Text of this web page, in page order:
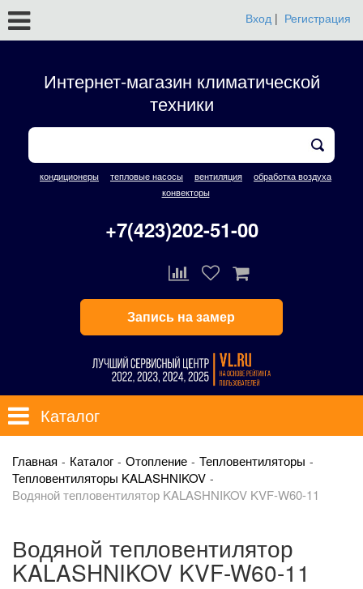
Вход | Регистрация
Интернет-магазин климатической
техники
кондиционеры тепловые насосы вентиляция
обработка воздуха
конвекторы
+7(423)202-51-00
Запись на замер
Каталог
Главная Каталог Отопление
Тепловентиляторы
Тепловентиляторы KALASHNIKOV
Водяной тепловентилятор KALASHNIKOV KVF-W60-11
Водяной тепловентилятор
KALASHNIKOV KVF-W60-11